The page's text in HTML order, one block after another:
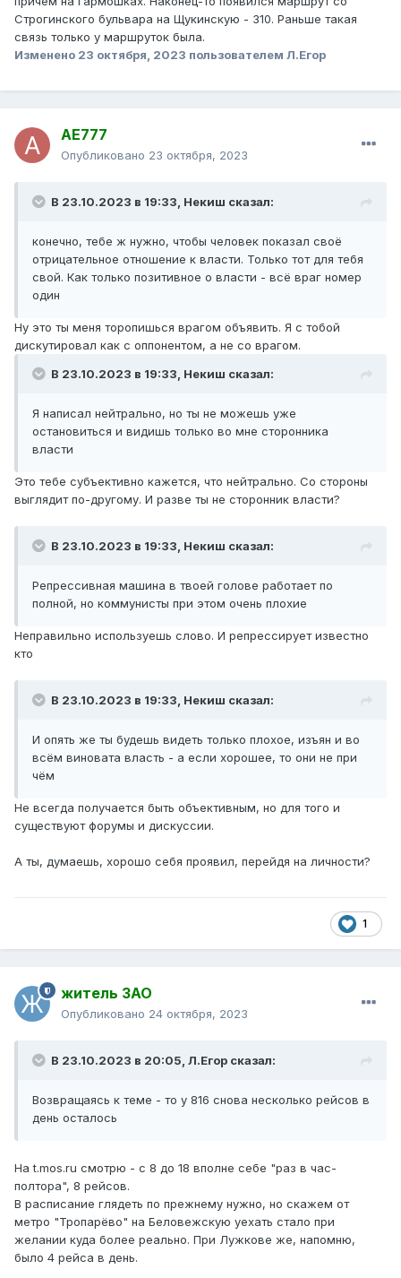
Строгинского бульвара на Щукинскую - 310. Раньше такая
связь только у маршруток была.
Изменено 23 октября, 2023 пользователем Л.Егор
AE777
Опубликовано 23 октября, 2023
В 23.10.2023 в 19:33, Некиш сказал:
конечно, тебе ж нужно, чтобы человек показал своё
отрицательное отношение к власти. Только тот для тебя
свой. Как только позитивное о власти - всё враг номер
один
Ну это ты меня торопишься врагом объявить. Я с тобой
дискутировал как с оппонентом, а не со врагом.
В 23.10.2023 в 19:33, Некиш сказал:
Я написал нейтрально, но ты не можешь уже
остановиться и видишь только во мне сторонника
власти
Это тебе субъективно кажется, что нейтрально. Со стороны
выглядит по-другому. И разве ты не сторонник власти?
В 23.10.2023 в 19:33, Некиш сказал:
Репрессивная машина в твоей голове работает по
полной, но коммунисты при этом очень плохие
Неправильно используешь слово. И репрессирует известно
кто
В 23.10.2023 в 19:33, Некиш сказал:
И опять же ты будешь видеть только плохое, изъян и во
всём виновата власть - а если хорошее, то они не при
чём
Не всегда получается быть объективным, но для того и
существуют форумы и дискуссии.
А ты, думаешь, хорошо себя проявил, перейдя на личности?
1
житель ЗАО
Опубликовано 24 октября, 2023
В 23.10.2023 в 20:05, Л.Егор сказал:
Возвращаясь к теме - то у 816 снова несколько рейсов в
день осталось
На t.mos.ru смотрю - с 8 до 18 вполне себе "раз в час-
полтора", 8 рейсов.
В расписание глядеть по прежнему нужно, но скажем от
метро "Тропарёво" на Беловежскую уехать стало при
желании куда более реально. При Лужкове же, напомню,
было 4 рейса в день.